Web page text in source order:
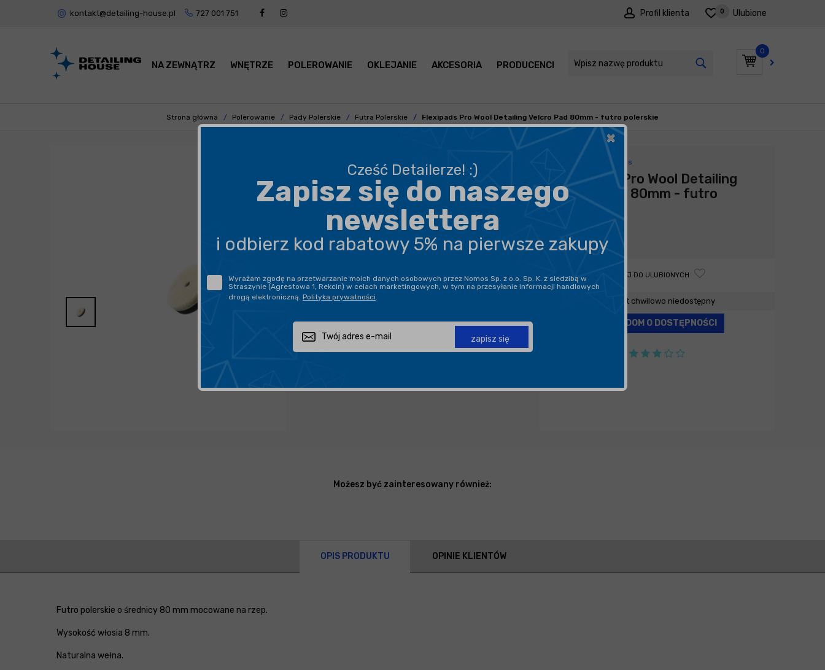
kontakt@detailing-house.pl 727 001 751 Profil klienta Ulubione
0
0
NA ZEWNĄTRZ WNĘTRZE POLEROWANIE OKLEJANIE AKCESORIA PRODUCENCI PROMOCJE
Strona główna Polerowanie Pady Polerskie Futra Polerskie Flexipads Pro Wool Detailing Velcro Pad 80mm - futro polerskie
BEZPIECZNA WYSYŁKA
DARMOWA DOSTAWA OD 199,90 ZŁ
PROFESJONALNE DORADZTWO
Zapytaj o produkt
Producent: Flexipads
Flexipads Pro Wool Detailing
Velcro Pad 80mm - futro
polerskie
21,00 zł
DODAJ DO ULUBIONYCH
Produkt chwilowo niedostępny
POWIADOM O DOSTĘPNOŚCI
Możesz być zainteresowany również:
OPIS PRODUKTU OPINIE KLIENTÓW
Futro polerskie o średnicy 80 mm mocowane na rzep.
Wysokość włosia 8 mm.
Naturalna wełna.
×
Cześć Detailerze! :)
Zapisz się do naszego
newslettera
i odbierz kod rabatowy 5% na pierwsze zakupy
Wyrażam zgodę na przetwarzanie moich danych osobowych przez Nomos Sp. z o.o. Sp. K. z siedzibą w
Straszynie (Agrestowa 1, Rekcin) w celach marketingowych, w tym na przesyłanie informacji handlowych
drogą elektroniczną. Polityka prywatności
zapisz się